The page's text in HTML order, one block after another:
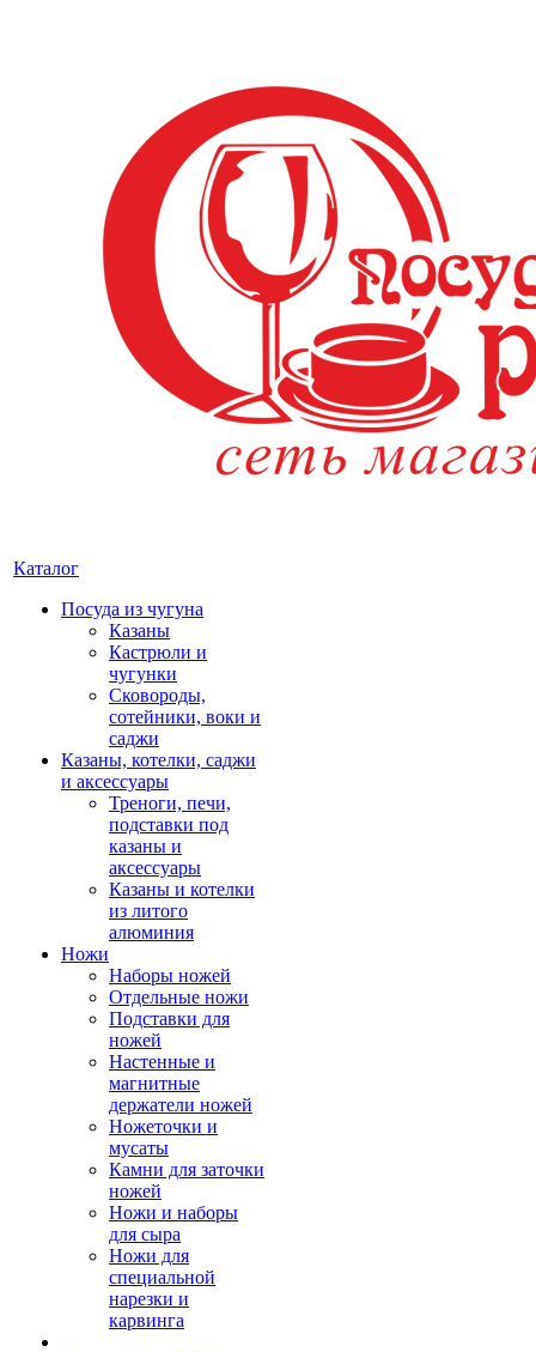
Каталог
Посуда из чугуна
Казаны
Кастрюли и
чугунки
Сковороды,
сотейники, воки и
саджи
Казаны, котелки, саджи
и аксессуары
Треноги, печи,
подставки под
казаны и
аксессуары
Казаны и котелки
из литого
алюминия
Ножи
Наборы ножей
Отдельные ножи
Подставки для
ножей
Настенные и
магнитные
держатели ножей
Ножеточки и
мусаты
Камни для заточки
ножей
Ножи и наборы
для сыра
Ножи для
специальной
нарезки и
карвинга